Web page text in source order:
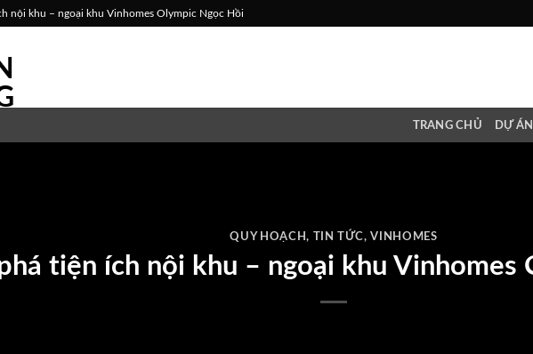
nội khu – ngoại khu Vinhomes Olympic Ngọc Hồi
TRANG CHỦ DỰ ÁN
QUY HOẠCH, TIN TỨC,VINHOMES
tiện ích nội khu – ngoại khu Vinhomes